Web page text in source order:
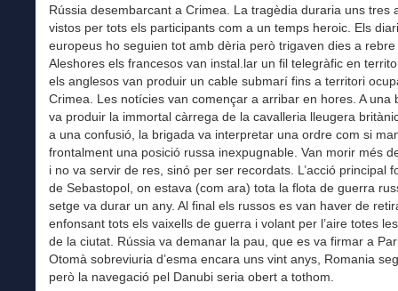
Rússia desembarcant a Crimea. La tragèdia duraria uns tres
vistos per tots els participants com a un temps heroic. Els
europeus ho seguien tot amb dèria però trigaven dies a
Aleshores els francesos van instal.lar un fil telegràfic en
els anglesos van produir un cable submarí fins a territori
Crimea. Les notícies van començar a arribar en hores. A una
va produir la immortal càrrega de la cavalleria lleugera
a una confusió, la brigada va interpretar una ordre com si
frontalment una posició russa inexpugnable. Van morir més
i no va servir de res, sinó per ser recordats. L’acció principal
de Sebastopol, on estava (com ara) tota la flota de guerra
setge va durar un any. Al final els russos es van haver de
enfonsant tots els vaixells de guerra i volant per l’aire totes
de la ciutat. Rússia va demanar la pau, que es va firmar a
Otomà sobreviuria d’esma encara uns vint anys, Romania
però la navegació pel Danubi seria obert a tothom.